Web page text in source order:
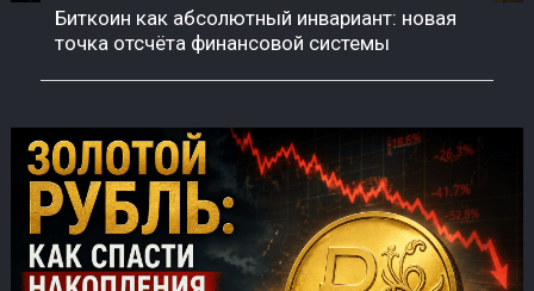
Биткоин как абсолютный инвариант: новая
точка отсчёта финансовой системы